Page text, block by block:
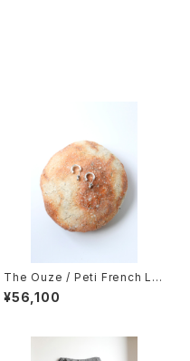
The Ouze / Peti French La
ce Hoops（Pair）
¥56,100